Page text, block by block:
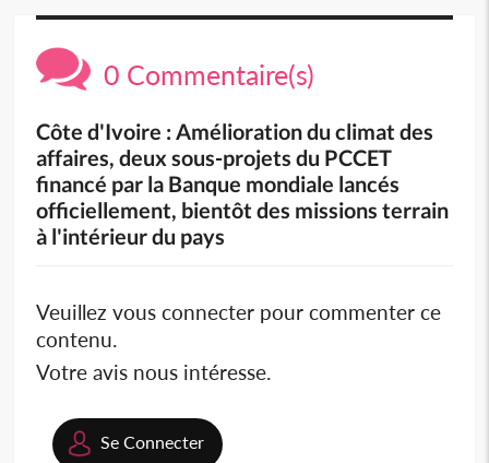
0 Commentaire(s)
Côte d'Ivoire : Amélioration du climat des
affaires, deux sous-projets du PCCET
financé par la Banque mondiale lancés
officiellement, bientôt des missions terrain
à l'intérieur du pays
Veuillez vous connecter pour commenter ce
contenu.
Votre avis nous intéresse.
Se Connecter